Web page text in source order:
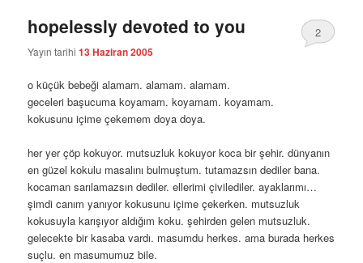
hopelessly devoted to you
Yayın tarihi13 Haziran 2005
2
o küçük bebeği alamam. alamam. alamam.
geceleri başucuma koyamam. koyamam. koyamam.
kokusunu içime çekemem doya doya.
her yer çöp kokuyor. mutsuzluk kokuyor koca bir şehir. dünyanın
en güzel kokulu masalını bulmuştum. tutamazsın dediler bana.
kocaman sarılamazsın dediler. ellerimi çivilediler. ayaklarımı…
şimdi canım yanıyor kokusunu içime çekerken. mutsuzluk
kokusuyla karışıyor aldığım koku. şehirden gelen mutsuzluk.
gelecekte bir kasaba vardı. masumdu herkes. ama burada herkes
suçlu. en masumumuz bile.